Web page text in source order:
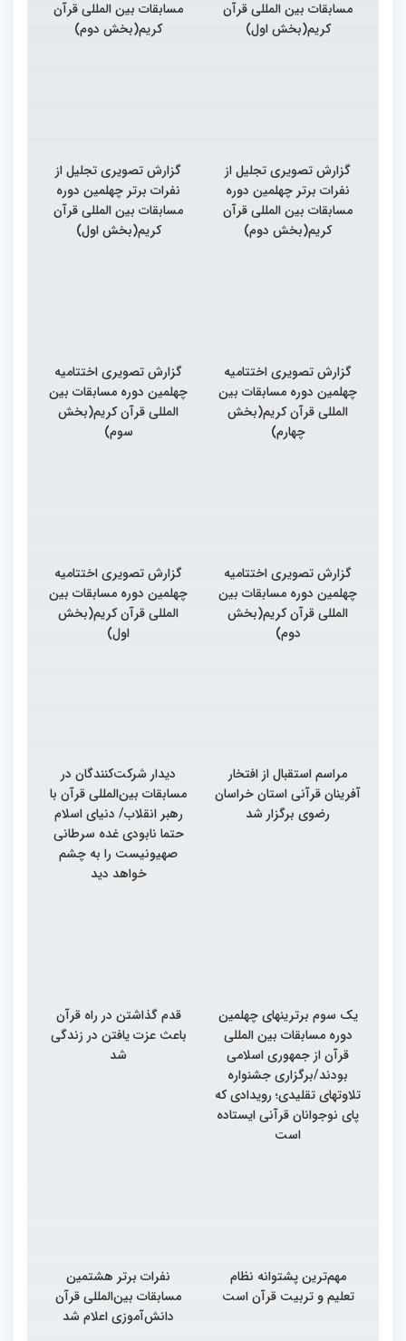
مسابقات بین المللی قرآن
کریم(بخش اول)
مسابقات بین المللی قرآن
کریم(بخش دوم)
گزارش تصویری تجلیل از
نفرات برتر چهلمین دوره
مسابقات بین المللی قرآن
کریم(بخش دوم)
گزارش تصویری تجلیل از
نفرات برتر چهلمین دوره
مسابقات بین المللی قرآن
کریم(بخش اول)
گزارش تصویری اختتامیه
چهلمین دوره مسابقات بین
المللی قرآن کریم(بخش
چهارم)
گزارش تصویری اختتامیه
چهلمین دوره مسابقات بین
المللی قرآن کریم(بخش
سوم)
گزارش تصویری اختتامیه
چهلمین دوره مسابقات بین
المللی قرآن کریم(بخش
دوم)
گزارش تصویری اختتامیه
چهلمین دوره مسابقات بین
المللی قرآن کریم(بخش
اول)
مراسم استقبال از افتخار
آفرینان قرآنی استان خراسان
رضوی برگزار شد
دیدار شرکت‌کنندگان در
مسابقات بین‌المللی قرآن با
رهبر انقلاب/ دنیای اسلام
حتما نابودی غده سرطانی
صهیونیست را به چشم
خواهد دید
یک سوم برترینهای چهلمین
دوره مسابقات بین المللی
قرآن از جمهوری اسلامی
بودند/برگزاری جشنواره
تلاوتهای تقلیدی؛ رویدادی که
پای نوجوانان قرآنی ایستاده
است
قدم گذاشتن در راه قرآن
باعث عزت یافتن در زندگی
شد
مهم‌ترین پشتوانه نظام
تعلیم و تربیت قرآن است
نفرات برتر هشتمین
مسابقات بین‌المللی قرآن
دانش‌آموزی اعلام شد